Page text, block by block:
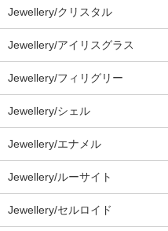
Jewellery/クリスタル
Jewellery/アイリスグラス
Jewellery/フィリグリー
Jewellery/シェル
Jewellery/エナメル
Jewellery/ルーサイト
Jewellery/セルロイド